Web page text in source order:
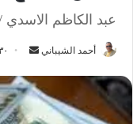
عبد الكاظم الاسدي /
أحمد الشيباني
س
ل
٣٠